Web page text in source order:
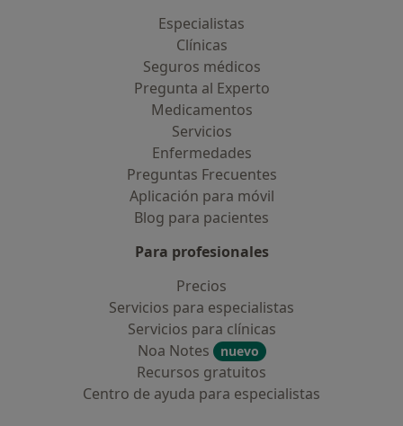
Especialistas
Clínicas
Seguros médicos
Pregunta al Experto
Medicamentos
Servicios
Enfermedades
Preguntas Frecuentes
Aplicación para móvil
Blog para pacientes
Para profesionales
Precios
Servicios para especialistas
Servicios para clínicas
Noa Notes
nuevo
Recursos gratuitos
Centro de ayuda para especialistas